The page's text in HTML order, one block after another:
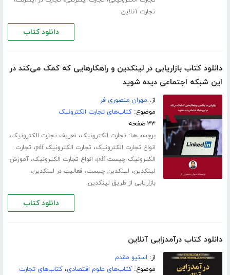
تجارت آنلاین
دانلود کتاب
دانلود کتاب بازاریابی در لینکدین و راهکارهایی که کمک می‌کند در
این شبکه اجتماعی دیده شوید
از: مهران منصوری فر
موضوع:کتاب‌های تجارت الکترونیک
۳۳ صفحه
برچسب‌ها: تجارت الکترونیک، تعریف تجارت الکترونیک،
انواع تجارت الکترونیک، تجارت الکترونیک pdf ، تجارت
الکترونیک چیست pdf
، انواع تجارت الکترونیک،آموزش
لینکدین، لینکدین چیست، فعالیت در لینکدین،
بازاریابی از طریق لینکدین
دانلود کتاب
دانلود کتاب درآمدزایی آنلاین
از: استیو مقدم
موضوع:کتاب‌های علوم اقتصادی،کتاب‌های تجارت